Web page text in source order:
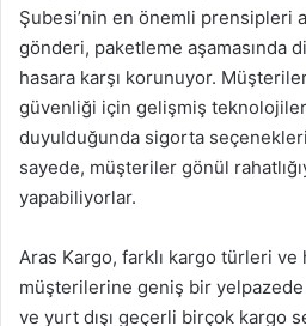
Şubesi’nin en önemli prensipleri
gönderi, paketleme aşamasında
hasara karşı korunuyor.
güvenliği için gelişmiş
duyulduğunda sigorta
sayede, müşteriler gönül
yapabiliyorlar.
Aras Kargo, farklı kargo türleri
müşterilerine geniş bir
ve yurt dışı geçerli birçok kargo